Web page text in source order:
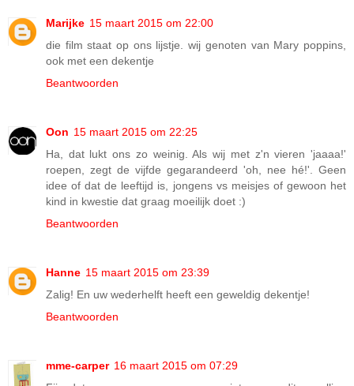
Marijke 15 maart 2015 om 22:00
die film staat op ons lijstje. wij genoten van Mary poppins,
ook met een dekentje
Beantwoorden
Oon 15 maart 2015 om 22:25
Ha, dat lukt ons zo weinig. Als wij met z'n vieren 'jaaaa!'
roepen, zegt de vijfde gegarandeerd 'oh, nee hé!'. Geen
idee of dat de leeftijd is, jongens vs meisjes of gewoon het
kind in kwestie dat graag moeilijk doet :)
Beantwoorden
Hanne 15 maart 2015 om 23:39
Zalig! En uw wederhelft heeft een geweldig dekentje!
Beantwoorden
mme-carper 16 maart 2015 om 07:29